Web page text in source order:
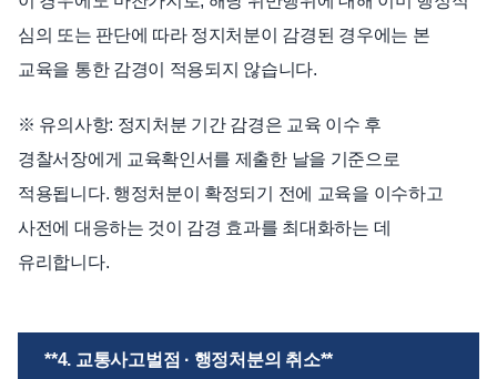
심의 또는 판단에 따라 정지처분이 감경된 경우에는 본
교육을 통한 감경이 적용되지 않습니다.
※ 유의사항: 정지처분 기간 감경은 교육 이수 후
경찰서장에게 교육확인서를 제출한 날을 기준으로
적용됩니다. 행정처분이 확정되기 전에 교육을 이수하고
사전에 대응하는 것이 감경 효과를 최대화하는 데
유리합니다.
**4. 교통사고벌점 · 행정처분의 취소**